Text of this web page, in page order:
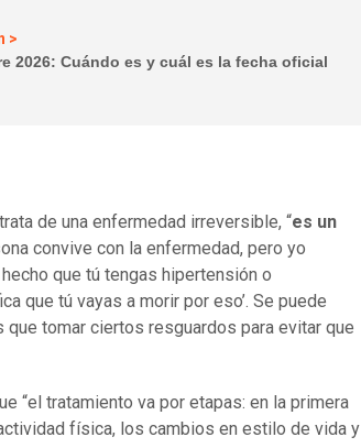
>
2026: Cuándo es y cuál es la fecha oficial
de una enfermedad irreversible, “es un
convive con la enfermedad, pero yo
que tú tengas hipertensión o
que tú vayas a morir por eso’. Se puede
que tomar ciertos resguardos para evitar que
“el tratamiento va por etapas: en la primera
física, los cambios en estilo de vida y